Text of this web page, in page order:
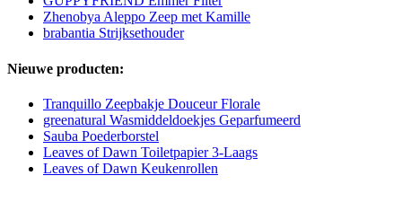
Zhenobya Aleppo Zeep met Kamille
brabantia Strijksethouder
Nieuwe producten:
Tranquillo Zeepbakje Douceur Florale
greenatural Wasmiddeldoekjes Geparfumeerd
Sauba Poederborstel
Leaves of Dawn Toiletpapier 3-Laags
Leaves of Dawn Keukenrollen